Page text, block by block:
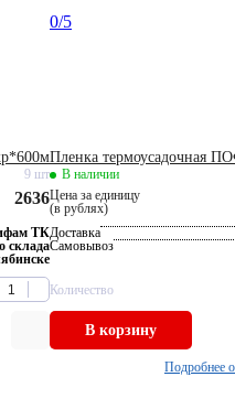
9 шт
2636
ТК
склада
0/5
Пленка термоусадочная
В наличии
Цена за единицу
(в рублях)
Доставка
Самовывоз
Количество
В корзину
Подробнее